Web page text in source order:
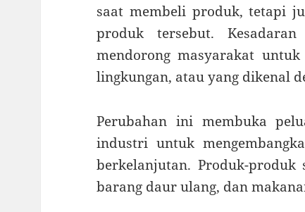
saat membeli produk, tetapi
produk tersebut.
mendorong masyarakat
lingkungan, atau yang dikenal
Perubahan ini membuka
industri untuk
berkelanjutan. Produk-produk
barang daur ulang, dan